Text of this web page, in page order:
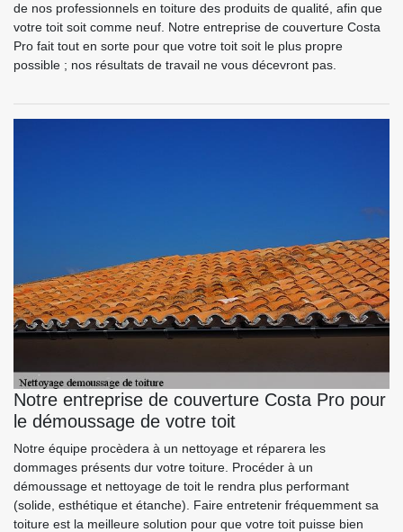
de nos professionnels en toiture des produits de qualité, afin que
votre toit soit comme neuf. Notre entreprise de couverture Costa
Pro fait tout en sorte pour que votre toit soit le plus propre
possible ; nos résultats de travail ne vous décevront pas.
Notre entreprise de couverture Costa Pro pour
le démoussage de votre toit
Notre équipe procèdera à un nettoyage et réparera les
dommages présents dur votre toiture. Procéder à un
démoussage et nettoyage de toit le rendra plus performant
(solide, esthétique et étanche). Faire entretenir fréquemment sa
toiture est la meilleure solution pour que votre toit puisse bien